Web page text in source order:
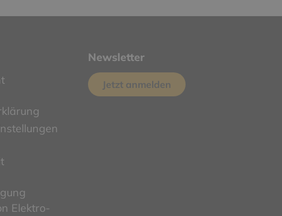
Elektro-
Newsletter
Jetzt anmelden